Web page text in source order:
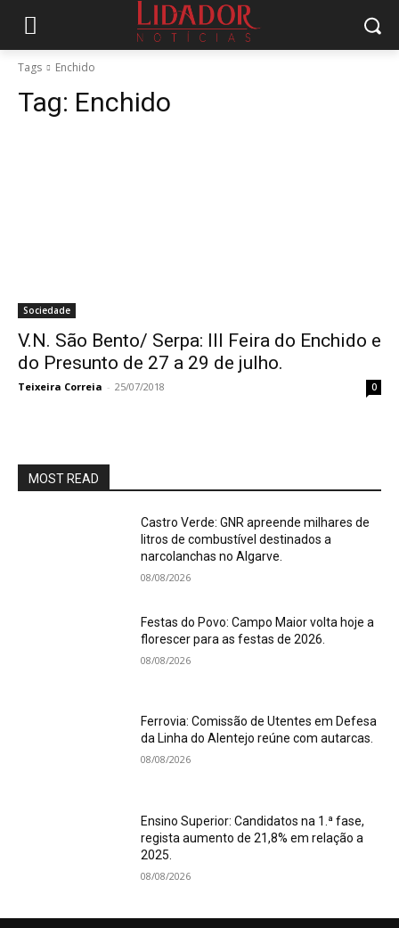
Tags Enchido
Tag: Enchido
Sociedade
V.N. São Bento/ Serpa: III Feira do Enchido e
do Presunto de 27 a 29 de julho.
Teixeira Correia - 25/07/2018 0
MOST READ
Castro Verde: GNR apreende milhares de
litros de combustível destinados a
narcolanchas no Algarve.
08/08/2026
Festas do Povo: Campo Maior volta hoje a
florescer para as festas de 2026.
08/08/2026
Ferrovia: Comissão de Utentes em Defesa
da Linha do Alentejo reúne com autarcas.
08/08/2026
Ensino Superior: Candidatos na 1.ª fase,
regista aumento de 21,8% em relação a
2025.
08/08/2026